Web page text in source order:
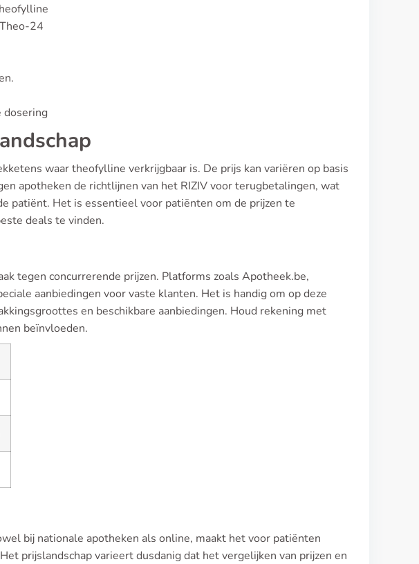
24
dosering
waar theofylline verkrijgbaar is. De prijs kan variëren op basis
apotheken de richtlijnen van het RIZIV voor terugbetalingen, wat
patiënt. Het is essentieel voor patiënten om de prijzen te
deals te vinden.
tegen concurrerende prijzen. Platforms zoals Apotheek.be,
aanbiedingen voor vaste klanten. Het is handig om op deze
en beschikbare aanbiedingen. Houd rekening met
beïnvloeden.
bij nationale apotheken als online, maakt het voor patiënten
prijslandschap varieert dusdanig dat het vergelijken van prijzen en